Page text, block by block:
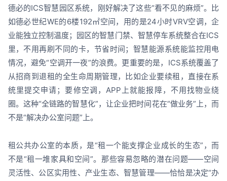
德必的ICS智慧园区系统，刚好解决了这些“看不见的麻烦”。比
如德必世纪WE的6楼192㎡空间，用的是24小时VRV空调，企
业能独立控制温度；园区的智慧门禁、智慧停车系统整合在ICS
里，不用再刷不同的卡，节省时间；智慧能源系统能监控用电
情况，避免“空调开一夜”的浪费。更重要的是，ICS系统覆盖了
从招商到退租的全生命周期管理，比如企业要续租，直接在系
统里提交申请；要修空调，APP上就能报障，不用找物业绕
圈。这种“全链路的智慧化”，让企业把时间花在“做业务”上，而
不是“解决办公室问题”上。
租公共办公室的本质，是“租一个能支撑企业成长的生态”，而
不是“租一堆家具和空间”。那些容易忽略的潜在问题——空间
灵活性、公区实用性、产业生态、智慧管理——恰恰是决定“办